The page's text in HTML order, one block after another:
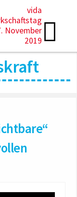
vida
November
2019